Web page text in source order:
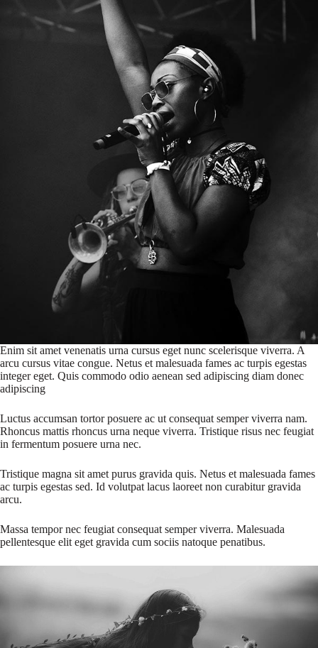
Enim sit amet venenatis urna cursus eget nunc scelerisque viverra. A
arcu cursus vitae congue. Netus et malesuada fames ac turpis egestas
integer eget. Quis commodo odio aenean sed adipiscing diam donec
adipiscing
Luctus accumsan tortor posuere ac ut consequat semper viverra nam.
Rhoncus mattis rhoncus urna neque viverra. Tristique risus nec feugiat
in fermentum posuere urna nec.
Tristique magna sit amet purus gravida quis. Netus et malesuada fames
ac turpis egestas sed. Id volutpat lacus laoreet non curabitur gravida
arcu.
Massa tempor nec feugiat consequat semper viverra. Malesuada
pellentesque elit eget gravida cum sociis natoque penatibus.